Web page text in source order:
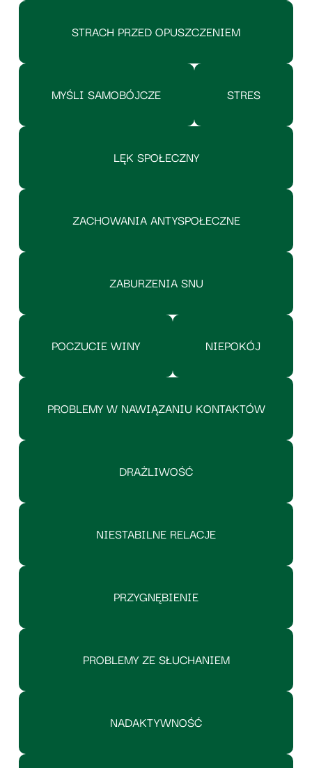
STRACH PRZED OPUSZCZENIEM
MYŚLI SAMOBÓJCZE STRES
LĘK SPOŁECZNY
ZACHOWANIA ANTYSPOŁECZNE
ZABURZENIA SNU
POCZUCIE WINY NIEPOKÓJ
PROBLEMY W NAWIĄZANIU KONTAKTÓW
DRAŻLIWOŚĆ
NIESTABILNE RELACJE
PRZYGNĘBIENIE
PROBLEMY ZE SŁUCHANIEM
NADAKTYWNOŚĆ